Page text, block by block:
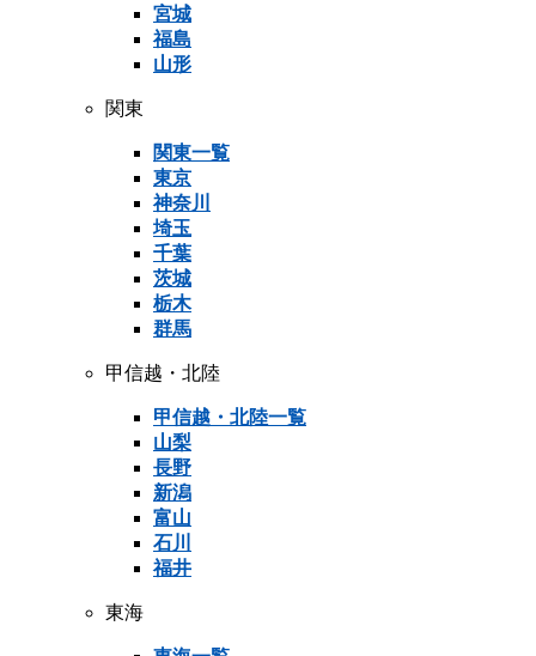
宮城
福島
山形
関東
関東一覧
東京
神奈川
埼玉
千葉
茨城
栃木
群馬
甲信越・北陸
甲信越・北陸一覧
山梨
長野
新潟
富山
石川
福井
東海